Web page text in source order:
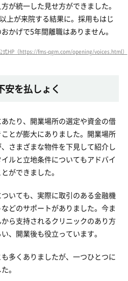
が統一した見せ方ができました。
上が来院する結果に。採用もはじ
かげで5年間離職はありません。
式HP（https://fms-qgm.com/opening/voices.html）
安を払しょく
たり、開業場所の選定や資金の借
とが膨大にありました。開業場所
さまざまな物件を下見して紹介し
ルと立地条件についてもアドバイ
ができました。
いても、実際に取引のある金融機
どのサポートがありました。今ま
ら支持されるクリニックのあり方
、開業後も役立っています。
多くありましたが、一つひとつに
。